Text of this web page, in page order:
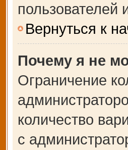
пользователей
Вернуться к
Почему я не
Ограничение
количество
с